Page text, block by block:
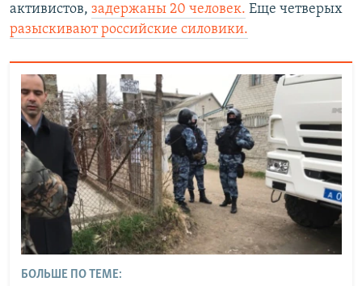
активистов, задержаны 20 человек. Еще четверых
разыскивают российские силовики.
БОЛЬШЕ ПО ТЕМЕ: